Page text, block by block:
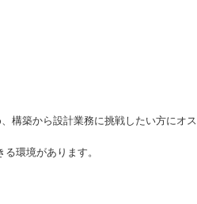
構築から設計業務に挑戦したい方にオス
環境があります。